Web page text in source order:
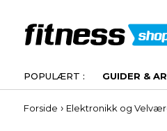
GUIDER &
Forside › Elektronikk og